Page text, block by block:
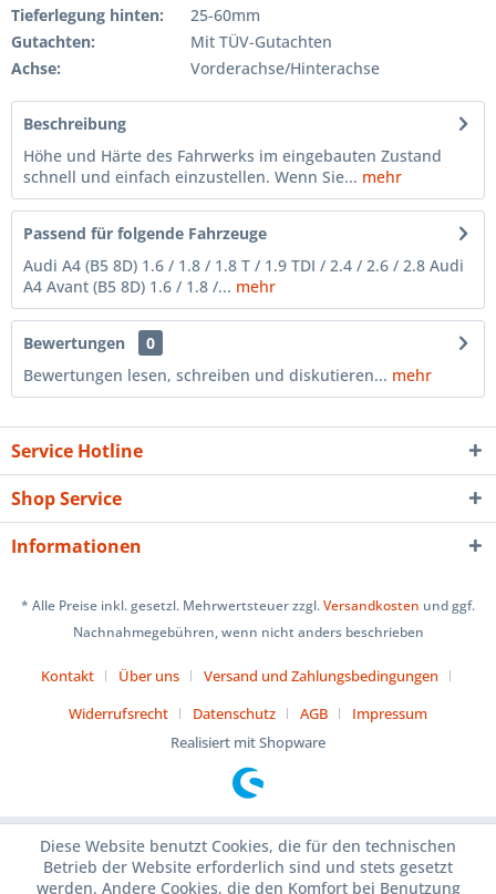
Tieferlegung hinten:
25-60mm
Gutachten:
Mit TÜV-Gutachten
Achse:
Vorderachse/Hinterachse
Beschreibung
Höhe und Härte des Fahrwerks im eingebauten Zustand
schnell und einfach einzustellen. Wenn Sie... mehr
Passend für folgende Fahrzeuge
Audi A4 (B5 8D) 1.6 / 1.8 / 1.8 T / 1.9 TDI / 2.4 / 2.6 / 2.8 Audi
A4 Avant (B5 8D) 1.6 / 1.8 /... mehr
Bewertungen
0
Bewertungen lesen, schreiben und diskutieren... mehr
Service Hotline
Shop Service
Informationen
* Alle Preise inkl. gesetzl. Mehrwertsteuer zzgl.Versandkosten und ggf.
Nachnahmegebühren, wenn nicht anders beschrieben
Kontakt Über uns
Versand und Zahlungsbedingungen
Widerrufsrecht
Datenschutz AGB
Impressum
Realisiert mit Shopware
Diese Website benutzt Cookies, die für den technischen
Betrieb der Website erforderlich sind und stets gesetzt
werden. Andere Cookies, die den Komfort bei Benutzung